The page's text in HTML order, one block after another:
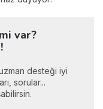
var?
desteği iyi
sorular...